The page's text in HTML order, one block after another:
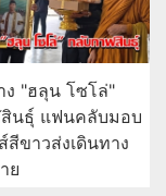
ง "ฮลุน โซโล่"
นธุ์ แฟนคลับมอบ
สีขาวส่งเดินทาง
ย